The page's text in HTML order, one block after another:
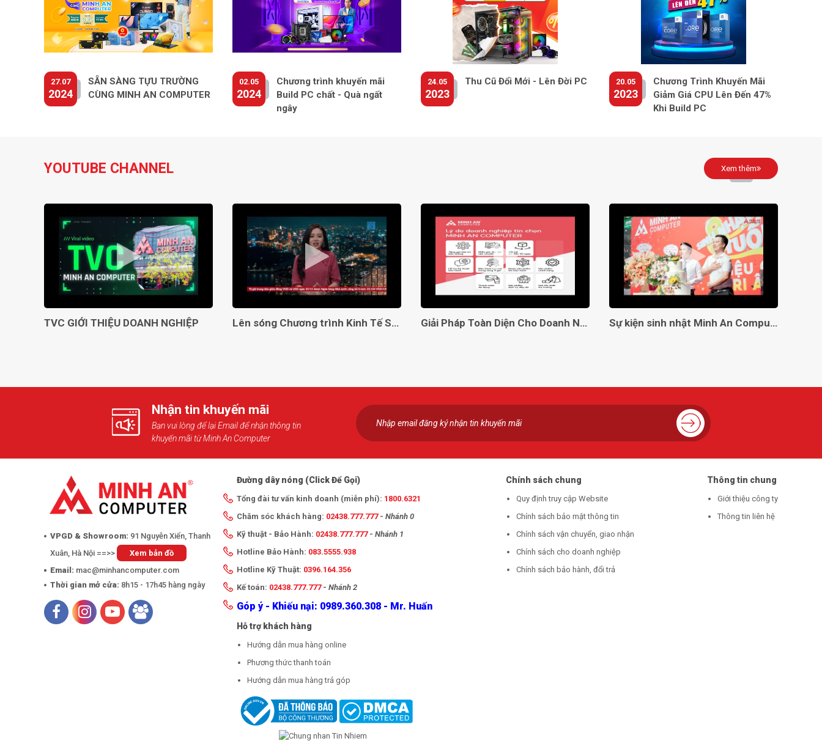
27.07
2024
SẴN SÀNG TỰU TRƯỜNG
CÙNG MINH AN COMPUTER
02.05
2024
Chương trình khuyến mãi
Build PC chất - Quà ngất
ngây
24.05
2023
Thu Cũ Đổi Mới - Lên Đời PC 20.05
2023
Chương Trình Khuyến Mãi
Giảm Giá CPU Lên Đến 47%
Khi Build PC
YOUTUBE CHANNEL Xem thêm
TVC GIỚI THIỆU DOANH NGHIỆP Lên sóng Chương trình Kinh Tế Số VTC2 Giải Pháp Toàn Diện Cho Doanh Nghiệp Với Minh An Computer! Sự kiện sinh nhật Minh An Computer 8 tuổi
Nhận tin khuyến mãi
Bạn vui lòng để lại Email để nhận thông tin
khuyến mãi từ Minh An Computer
VPGD & Showroom: 91 Nguyễn Xiển, Thanh
Xuân, Hà Nội ==>>
Xem bản đồ
Email: mac@minhancomputer.com
Thời gian mở cửa: 8h15 - 17h45 hàng ngày
Đường dây nóng (Click Để Gọi)
Tổng đài tư vấn kinh doanh (miễn phí): 1800.6321
Chăm sóc khách hàng: 02438.777.777- Nhánh 0
Kỹ thuật - Bảo Hành: 02438.777.777- Nhánh 1
Hotline Bảo Hành: 083.5555.938
Hotline Kỹ Thuật: 0396.164.356
Kế toán: 02438.777.777- Nhánh 2
Góp ý - Khiếu nại: 0989.360.308 - Mr. Huấn
Chính sách chung
Quy định truy cập Website
Chính sách bảo mật thông tin
Chính sách vận chuyển, giao nhận
Chính sách cho doanh nghiệp
Chính sách bảo hành, đổi trả
Thông tin chung
Giới thiệu công ty
Thông tin liên hệ
Hỗ trợ khách hàng
Hướng dẫn mua hàng online
Phương thức thanh toán
Hướng dẫn mua hàng trả góp